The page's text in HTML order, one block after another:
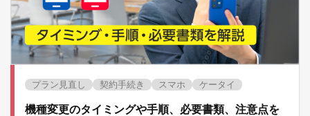
プラン見直し 契約手続き スマホ ケータイ
機種変更のタイミングや手順、必要書類、注意点を